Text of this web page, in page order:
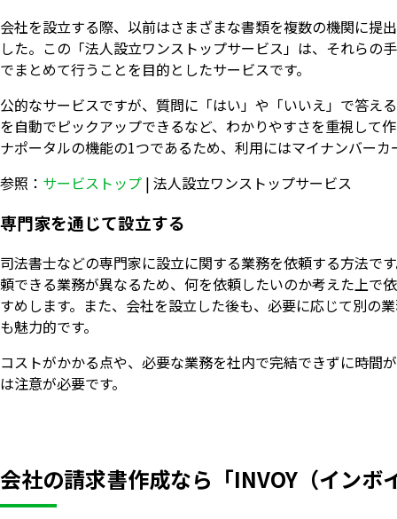
会社を設立する際、以前はさまざまな書類を複数の機関に提
した。この「法人設立ワンストップサービス」は、それらの
でまとめて行うことを目的としたサービスです。
公的なサービスですが、質問に「はい」や「いいえ」で答え
を自動でピックアップできるなど、わかりやすさを重視して
ナポータルの機能の1つであるため、利用にはマイナンバーカ
参照： サービストップ | 法人設立ワンストップサービス
専門家を通じて設立する
司法書士などの専門家に設立に関する業務を依頼する方法で
頼できる業務が異なるため、何を依頼したいのか考えた上で
すめします。また、会社を設立した後も、必要に応じて別の
も魅力的です。
コストがかかる点や、必要な業務を社内で完結できずに時間
は注意が必要です。
会社の請求書作成なら「INVOY（インボ